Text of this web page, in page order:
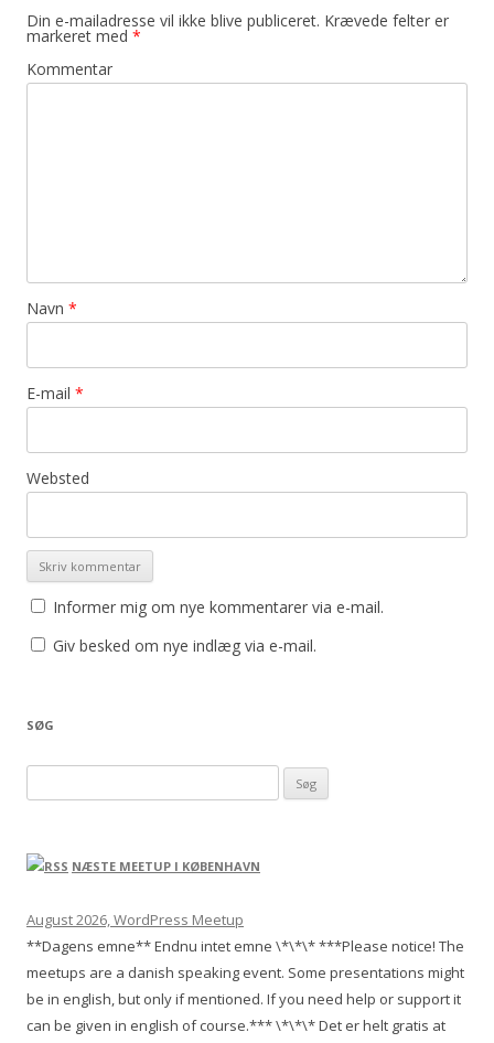
Din e-mailadresse vil ikke blive publiceret. Krævede felter er
markeret med *
Kommentar
Navn *
E-mail *
Websted
Informer mig om nye kommentarer via e-mail.
Giv besked om nye indlæg via e-mail.
SØG
NÆSTE MEETUP I KØBENHAVN
August 2026, WordPress Meetup
**Dagens emne** Endnu intet emne \*\*\* ***Please notice! The
meetups are a danish speaking event. Some presentations might
be in english, but only if mentioned. If you need help or support it
can be given in english of course.*** \*\*\* Det er helt gratis at